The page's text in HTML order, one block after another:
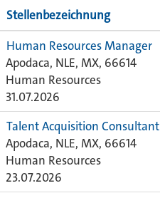
Stellenbezeichnung
Human Resources Manager
Apodaca, NLE, MX, 66614
Human Resources
31.07.2026
Talent Acquisition Consultant
Apodaca, NLE, MX, 66614
Human Resources
23.07.2026